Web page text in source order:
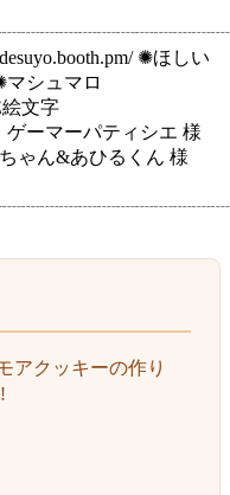
✺ほしい
マシュマロ
絵文字
ーマーパティシエ 様
ゃん&あひるくん 様
アクッキーの作り